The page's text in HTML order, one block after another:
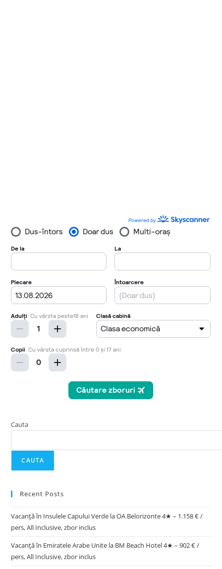
Cauta
CAUTA
Recent Posts
Vacanță în Insulele Capului Verde la OA Belorizonte 4★ – 1.158 € /
pers, All Inclusive, zbor inclus
Vacanță în Emiratele Arabe Unite la BM Beach Hotel 4★ – 902 € /
pers, All Inclusive, zbor inclus